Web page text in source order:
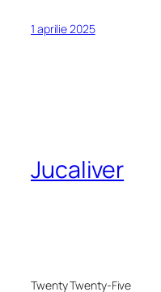
1 aprilie 2025
Jucaliver
Twenty Twenty-Five